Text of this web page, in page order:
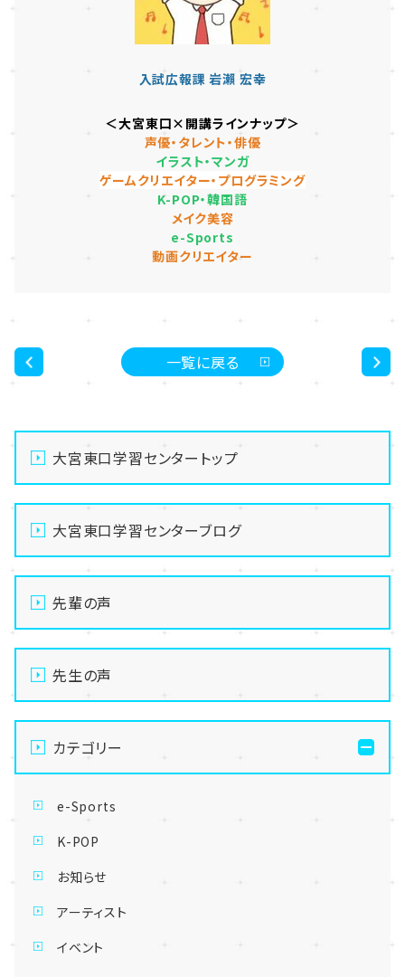
入試広報課 岩瀨 宏幸
＜大宮東口×開講ラインナップ＞
声優・タレント・俳優
イラスト・マンガ
ゲームクリエイター・プログラミング
K-POP・韓国語
メイク美容
e-Sports
動画クリエイター
一覧に戻る
大宮東口学習センタートップ
大宮東口学習センターブログ
先輩の声
先生の声
カテゴリー
e-Sports
K-POP
お知らせ
アーティスト
イベント